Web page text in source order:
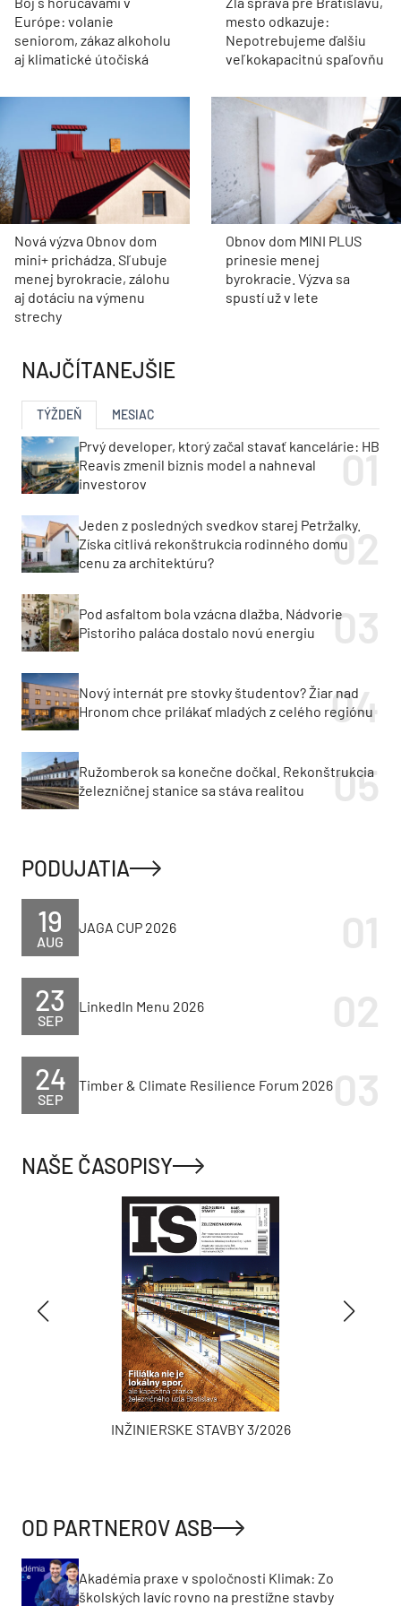
Európe: volanie
seniorom, zákaz alkoholu
aj klimatické útočiská
mesto odkazuje:
Nepotrebujeme ďalšiu
veľkokapacitnú spaľovňu
Nová výzva Obnov dom
mini+ prichádza. Sľubuje
menej byrokracie, zálohu
aj dotáciu na výmenu
strechy
Obnov dom MINI PLUS
prinesie menej
byrokracie. Výzva sa
spustí už v lete
NAJČÍTANEJŠIE
TÝŽDEŇ MESIAC
Prvý developer, ktorý začal stavať kancelárie: HB
Reavis zmenil biznis model a nahneval
investorov
Jeden z posledných svedkov starej Petržalky.
Získa citlivá rekonštrukcia rodinného domu
cenu za architektúru?
Pod asfaltom bola vzácna dlažba. Nádvorie
Pistoriho paláca dostalo novú energiu
Nový internát pre stovky študentov? Žiar nad
Hronom chce prilákať mladých z celého regiónu
Ružomberok sa konečne dočkal. Rekonštrukcia
železničnej stanice sa stáva realitou
PODUJATIA
AUG
19 JAGA CUP 2026
SEP
23 LinkedIn Menu 2026
SEP
24 Timber & Climate Resilience Forum 2026
NAŠE ČASOPISY
INŽINIERSKE STAVBY 3/2026
OD PARTNEROV ASB
Akadémia praxe v spoločnosti Klimak: Zo
školských lavíc rovno na prestížne stavby